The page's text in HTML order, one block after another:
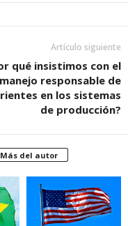
Artículo siguiente
qué insistimos con el
manejo responsable de
en los sistemas
de producción?
Más del autor